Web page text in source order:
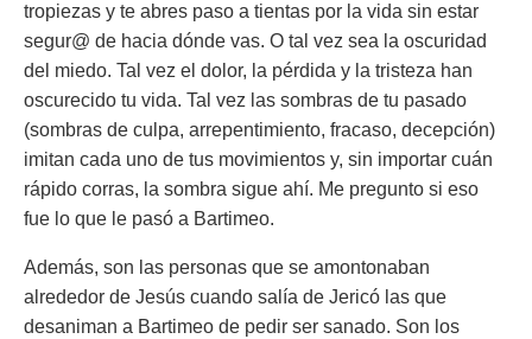
tropiezas y te abres paso a tientas por la vida sin estar
segur@ de hacia dónde vas. O tal vez sea la oscuridad
del miedo. Tal vez el dolor, la pérdida y la tristeza han
oscurecido tu vida. Tal vez las sombras de tu pasado
(sombras de culpa, arrepentimiento, fracaso, decepción)
imitan cada uno de tus movimientos y, sin importar cuán
rápido corras, la sombra sigue ahí. Me pregunto si eso
fue lo que le pasó a Bartimeo.
Además, son las personas que se amontonaban
alrededor de Jesús cuando salía de Jericó las que
desaniman a Bartimeo de pedir ser sanado. Son los